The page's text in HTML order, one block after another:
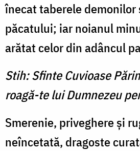
înecat taberele demo­nilor
păcatului; iar noianul
ară­tat celor din adâncul
Stih: Sfinte Cuvioase
roagă-te lui Dumnezeu
Smerenie, priveghere şi
neîncetată, dragoste